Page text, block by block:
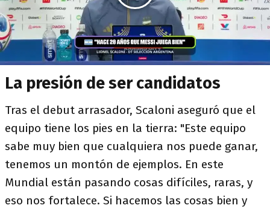
La presión de ser candidatos
Tras el debut arrasador, Scaloni aseguró que el
equipo tiene los pies en la tierra: "Este equipo
sabe muy bien que cualquiera nos puede ganar,
tenemos un montón de ejemplos. En este
Mundial están pasando cosas difíciles, raras, y
eso nos fortalece. Si hacemos las cosas bien y